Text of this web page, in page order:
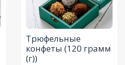
Трюфельные
конфеты (120 грамм
(г))